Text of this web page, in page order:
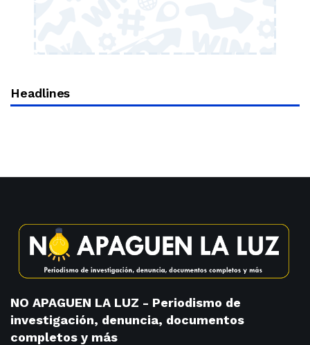
Headlines
NO APAGUEN LA LUZ - Periodismo de
investigación, denuncia, documentos
completos y más